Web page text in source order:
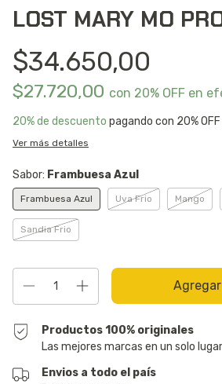
LOST MARY MO
$34.650,00
$27.720,00 con 20% OFF en
20% de descuento pagando con 20%
Ver más detalles
Sabor: Frambuesa Azul
Frambuesa Azul Uva Frio Mango
Sandia Frio
Productos 100% originales
Las mejores marcas en un solo
Envios a todo el país